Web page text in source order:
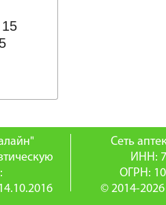
Сеть
ИНН:
ОГРН:
© 2014-